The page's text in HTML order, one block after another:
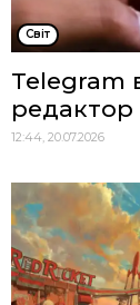
Cвіт
Telegram
редактор
12:44, 20.07.2026